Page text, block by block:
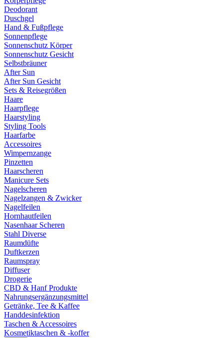
Deodorant
Duschgel
Hand & Fußpflege
Sonnenpflege
Sonnenschutz Körper
Sonnenschutz Gesicht
Selbstbräuner
After Sun
After Sun Gesicht
Sets & Reisegrößen
Haare
Haarpflege
Haarstyling
Styling Tools
Haarfarbe
Accessoires
Wimpernzange
Pinzetten
Haarscheren
Manicure Sets
Nagelscheren
Nagelzangen & Zwicker
Nagelfeilen
Hornhautfeilen
Nasenhaar Scheren
Stahl Diverse
Raumdüfte
Duftkerzen
Raumspray
Diffuser
Drogerie
CBD & Hanf Produkte
Nahrungsergänzungsmittel
Getränke, Tee & Kaffee
Handdesinfektion
Taschen & Accessoires
Kosmetiktaschen & -koffer